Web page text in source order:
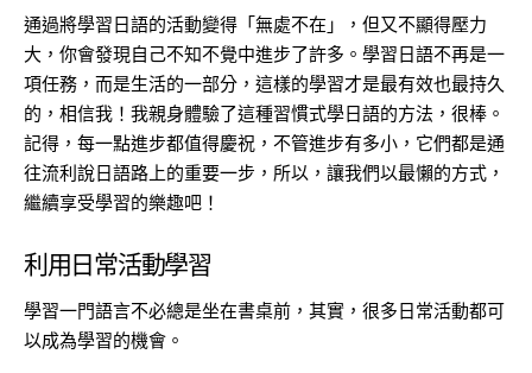
通過將學習日語的活動變得「無處不在」，但又不顯得壓力
大，你會發現自己不知不覺中進步了許多。學習日語不再是一
項任務，而是生活的一部分，這樣的學習才是最有效也最持久
的，相信我！我親身體驗了這種習慣式學日語的方法，很棒。
記得，每一點進步都值得慶祝，不管進步有多小，它們都是通
往流利說日語路上的重要一步，所以，讓我們以最懶的方式，
繼續享受學習的樂趣吧！
利用日常活動學習
學習一門語言不必總是坐在書桌前，其實，很多日常活動都可
以成為學習的機會。